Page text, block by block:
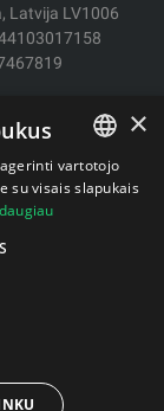
Latvija LV1006
LITHUANIAN
×
vartotojo
su visais slapukais